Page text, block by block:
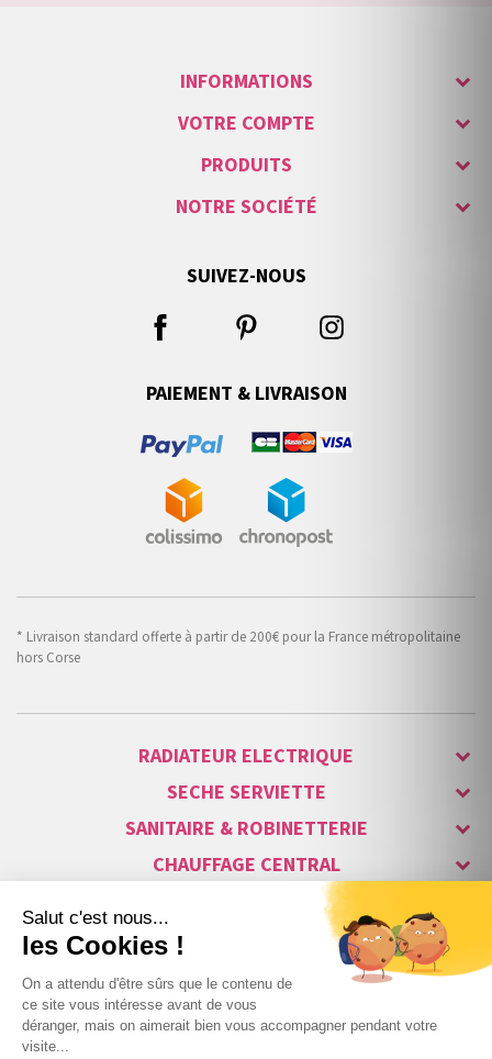
INFORMATIONS
VOTRE COMPTE
PRODUITS
NOTRE SOCIÉTÉ
SUIVEZ-NOUS
PAIEMENT & LIVRAISON
* Livraison standard offerte à partir de 200€ pour la France métropolitaine
hors Corse
RADIATEUR ELECTRIQUE
SECHE SERVIETTE
SANITAIRE & ROBINETTERIE
CHAUFFAGE CENTRAL
ALARME & SÉCURITÉ
MAISON CONNECTÉE
VISIOPHONE & INTERPHONE
LUMINAIRES & ECLAIRAGE